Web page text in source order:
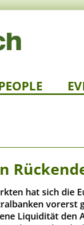
hat sich die
vorerst
Liquidität den